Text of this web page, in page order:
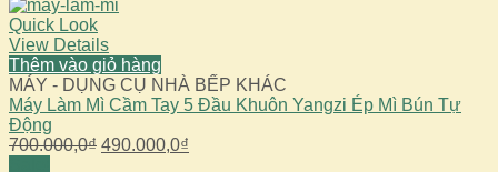
là:
Quick Look
View Details
Thêm vào giỏ hàng
MÁY - DỤNG CỤ NHÀ BẾP KHÁC
Máy Làm Mì Cầm Tay 5 Đầu Khuôn Yangzi Ép Mì Bún Tự
Động
700.000,0₫ Giá
490.000,0₫